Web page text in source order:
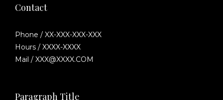
Contact
Phone / XX-XXX-XXX-XXX
Hours / XXXX-XXXX
Mail / XXX@XXXX.COM
Paragraph Title